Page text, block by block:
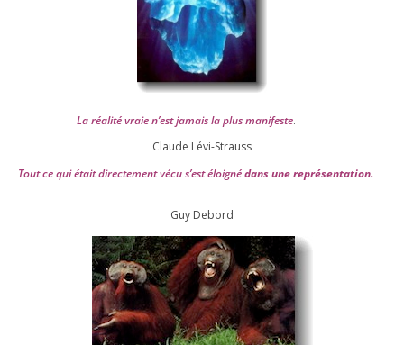
La réa­lité vraie n’est jamais la plus mani­feste.
Claude Lévi-Strauss
Tout ce qui était direc­te­ment vécu s’est éloi­gnédans une repré­sen­ta­tion.
Guy Debord